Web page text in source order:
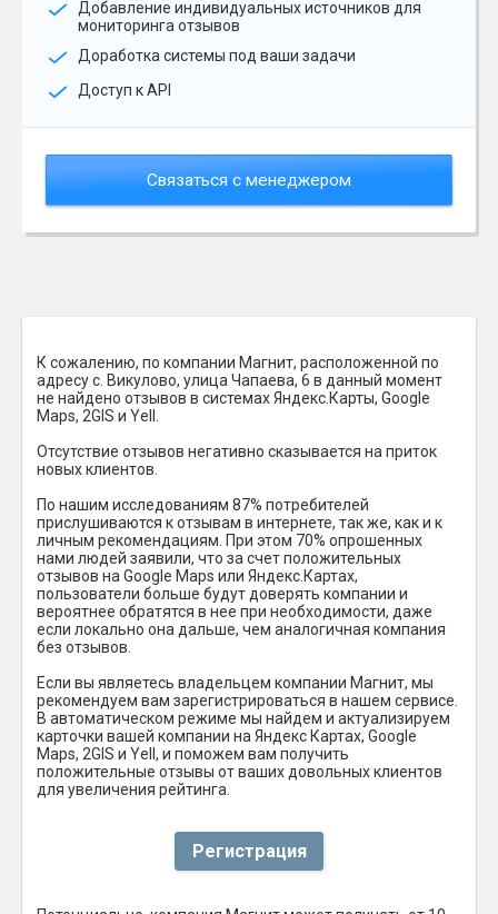
Добавление индивидуальных источников для
мониторинга отзывов
Доработка системы под ваши задачи
Доступ к API
Связаться с менеджером
К сожалению, по компании Магнит, расположенной по
адресу с. Викулово, улица Чапаева, 6 в данный момент
не найдено отзывов в системах Яндекс.Карты, Google
Maps, 2GIS и Yell.
Отсутствие отзывов негативно сказывается на приток
новых клиентов.
По нашим исследованиям 87% потребителей
прислушиваются к отзывам в интернете, так же, как и к
личным рекомендациям. При этом 70% опрошенных
нами людей заявили, что за счет положительных
отзывов на Google Maps или Яндекс.Картах,
пользователи больше будут доверять компании и
вероятнее обратятся в нее при необходимости, даже
если локально она дальше, чем аналогичная компания
без отзывов.
Если вы являетесь владельцем компании Магнит, мы
рекомендуем вам зарегистрироваться в нашем сервисе.
В автоматическом режиме мы найдем и актуализируем
карточки вашей компании на Яндекс Картах, Google
Maps, 2GIS и Yell, и поможем вам получить
положительные отзывы от ваших довольных клиентов
для увеличения рейтинга.
Регистрация